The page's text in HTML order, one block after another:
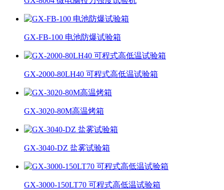
GX-FB-100 电池防爆试验箱
GX-2000-80LH40 可程式高低温试验箱
GX-3020-80M高温烤箱
GX-3040-DZ 盐雾试验箱
GX-3000-150LT70 可程式高低温试验箱